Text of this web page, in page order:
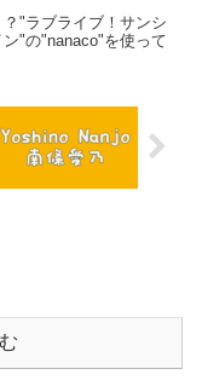
"ラブライブ！サンシ
"の"nanaco"を使って